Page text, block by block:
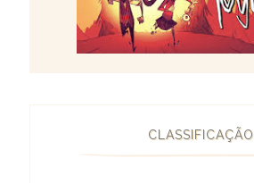
CLASSIFICAÇÃO